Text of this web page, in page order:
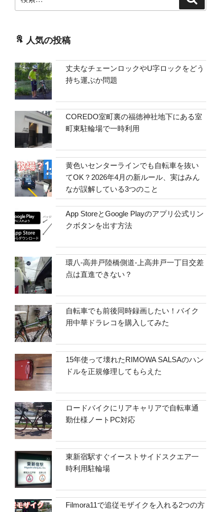
索:
人気の投稿
丈夫なチェーンロックやU字ロックをどう
持ち運ぶか問題
COREDO室町裏の福徳神社地下にある室
町東駐輪場で一時利用
黄色いセンターラインでも自転車を抜い
てOK？2026年4月の新ルール、実はみん
なが誤解している3つのこと
App StoreとGoogle Playのアプリ公式リン
クボタンを出す方法
環八-高井戸陸橋側道-上高井戸一丁目交差
点は直進できない？
自転車でも前後同時録画したい！バイク
用中華ドラレコを購入してみた
15年使って壊れたRIMOWA SALSAのハン
ドルを正規修理してもらえた
ロードバイクにリアキャリアで自転車通
勤仕様ノートPC対応
東新宿駅すぐイーストサイドスクエア一
時利用駐輪場
Filmora11で追従モザイクを入れる2つの方